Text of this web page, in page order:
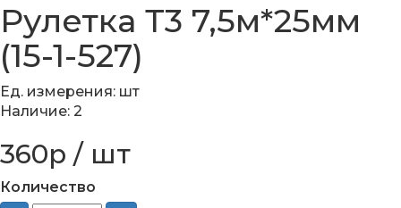
Рулетка Т3 7,5м*25мм
(15-1-527)
Ед. измерения: шт
Наличие: 2
360р / шт
Количество